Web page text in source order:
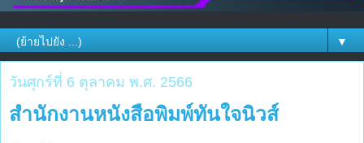
▼
วันศุกร์ที่ 6 ตุลาคม พ.ศ. 2566
สำนักงานหนังสือพิมพ์ทันใจนิวส์